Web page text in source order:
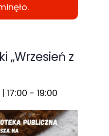
„Wrzesień z
17:00 - 19:00